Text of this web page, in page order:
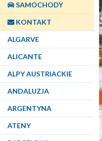
SAMOCHODY
KONTAKT
ALGARVE
ALICANTE
ALPY AUSTRIACKIE
ANDALUZJA
ARGENTYNA
ATENY